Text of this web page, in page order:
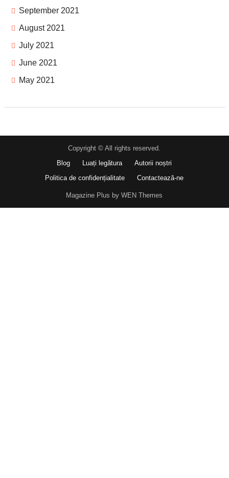
September 2021
August 2021
July 2021
June 2021
May 2021
Copyright © All rights reserved.
Blog
Luați legătura
Autorii noștri
Politica de confidențialitate
Contactează-ne
Magazine Plus by WEN Themes